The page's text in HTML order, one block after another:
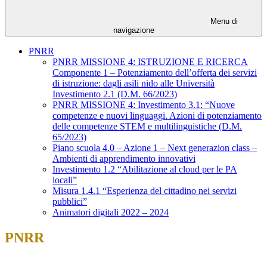
Menu di
navigazione
PNRR
PNRR MISSIONE 4: ISTRUZIONE E RICERCA
Componente 1 – Potenziamento dell’offerta dei servizi
di istruzione: dagli asili nido alle Università
Investimento 2.1 (D.M. 66/2023)
PNRR MISSIONE 4: Investimento 3.1: “Nuove
competenze e nuovi linguaggi. Azioni di potenziamento
delle competenze STEM e multilinguistiche (D.M.
65/2023)
Piano scuola 4.0 – Azione 1 – Next generazion class –
Ambienti di apprendimento innovativi
Investimento 1.2 “Abilitazione al cloud per le PA
locali”
Misura 1.4.1 “Esperienza del cittadino nei servizi
pubblici”
Animatori digitali 2022 – 2024
PNRR